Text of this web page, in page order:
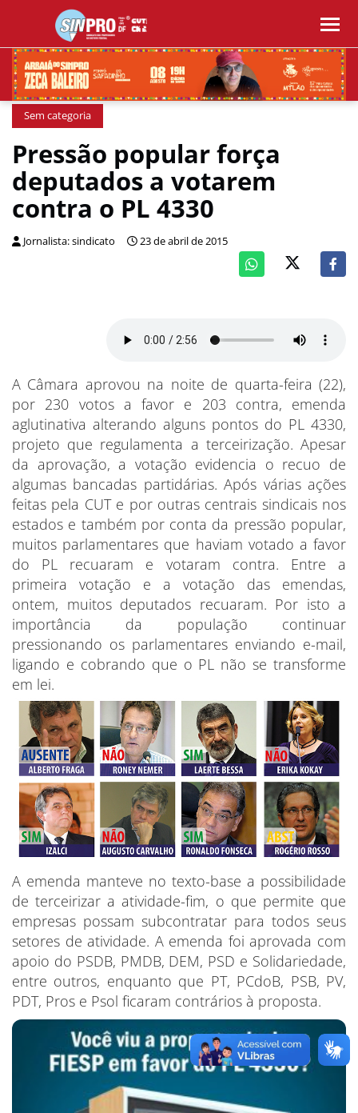
Sem categoria
Pressão popular força
deputados a votarem
contra o PL 4330
Jornalista: sindicato 23 de abril de 2015
A Câmara aprovou na noite de quarta-feira (22),
por 230 votos a favor e 203 contra, emenda
aglutinativa alterando alguns pontos do PL 4330,
projeto que regulamenta a terceirização. Apesar
da aprovação, a votação evidencia o recuo de
algumas bancadas partidárias. Após várias ações
feitas pela CUT e por outras centrais sindicais nos
estados e também por conta da pressão popular,
muitos parlamentares que haviam votado a favor
do PL recuaram e votaram contra. Entre a
primeira votação e a votação das emendas,
ontem, muitos deputados recuaram. Por isto a
importância da população continuar
pressionando os parlamentares enviando e-mail,
ligando e cobrando que o PL não se transforme
em lei.
A emenda manteve no texto-base a possibilidade
de terceirizar a atividade-fim, o que permite que
empresas possam subcontratar para todos seus
setores de atividade. A emenda foi aprovada com
apoio do PSDB, PMDB, DEM, PSD e Solidariedade,
entre outros, enquanto que PT, PCdoB, PSB, PV,
PDT, Pros e Psol ficaram contrários à proposta.